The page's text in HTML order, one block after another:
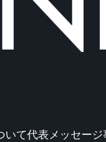
いて代表メッセージ